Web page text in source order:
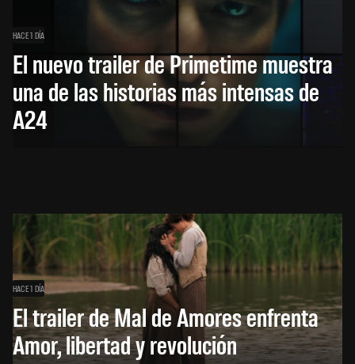
HACE 1 DÍA
El nuevo trailer de Primetime muestra
una de las historias más intensas de
A24
HACE 1 DÍA
El trailer de Mal de Amores enfrenta
Amor, libertad y revolución